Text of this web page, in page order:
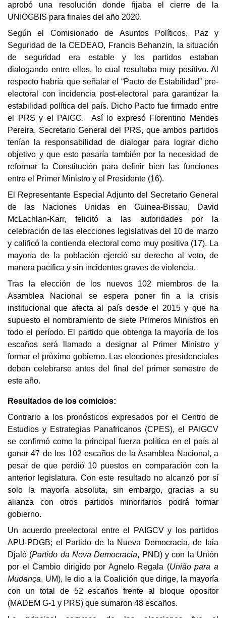
aprobó una resolución donde fijaba el cierre de la
UNIOGBIS para finales del año 2020.
Según el Comisionado de Asuntos Políticos, Paz y
Seguridad de la CEDEAO, Francis Behanzin, la situación
de seguridad era estable y los partidos estaban
dialogando entre ellos, lo cual resultaba muy positivo. Al
respecto habría que señalar el “Pacto de Estabilidad” pre-
electoral con incidencia post-electoral para garantizar la
estabilidad política del país. Dicho Pacto fue firmado entre
el PRS y el PAIGC. Así lo expresó Florentino Mendes
Pereira, Secretario General del PRS, que ambos partidos
tenían la responsabilidad de dialogar para lograr dicho
objetivo y que esto pasaría también por la necesidad de
reformar la Constitución para definir bien las funciones
entre el Primer Ministro y el Presidente (16).
El Representante Especial Adjunto del Secretario General
de las Naciones Unidas en Guinea-Bissau, David
McLachlan-Karr, felicitó a las autoridades por la
celebración de las elecciones legislativas del 10 de marzo
y calificó la contienda electoral como muy positiva (17). La
mayoría de la población ejerció su derecho al voto, de
manera pacífica y sin incidentes graves de violencia.
Tras la elección de los nuevos 102 miembros de la
Asamblea Nacional se espera poner fin a la crisis
institucional que afecta al país desde el 2015 y que ha
supuesto el nombramiento de siete Primeros Ministros en
todo el período. El partido que obtenga la mayoría de los
escaños será llamado a designar al Primer Ministro y
formar el próximo gobierno. Las elecciones presidenciales
deben celebrarse antes del final del primer semestre de
este año.
Resultados de los comicios:
Contrario a los pronósticos expresados por el Centro de
Estudios y Estrategias Panafricanos (CPES), el PAIGCV
se confirmó como la principal fuerza política en el país al
ganar 47 de los 102 escaños de la Asamblea Nacional, a
pesar de que perdió 10 puestos en comparación con la
anterior legislatura. Con este resultado no alcanzó por sí
solo la mayoría absoluta, sin embargo, gracias a su
alianza con otros partidos minoritarios podrá formar
gobierno.
Un acuerdo preelectoral entre el PAIGCV y los partidos
APU-PDGB; el Partido de la Nueva Democracia, de Iaia
Djaló (Partido da Nova Democracia, PND) y con la Unión
por el Cambio dirigido por Agnelo Regala (União para a
Mudança, UM), le dio a la Coalición que dirige, la mayoría
con un total de 52 escaños frente al bloque opositor
(MADEM G-1 y PRS) que sumaron 48 escaños.